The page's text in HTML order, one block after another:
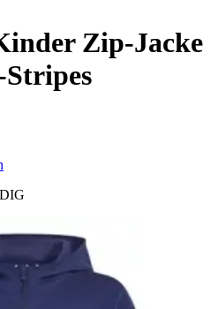
Zip-Jacke